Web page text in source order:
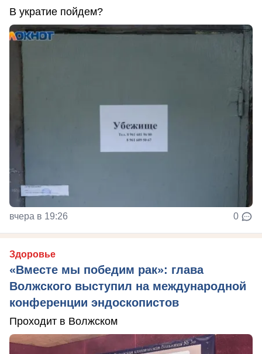
В укратие пойдем?
вчера в 19:26 0
Здоровье
«Вместе мы победим рак»: глава
Волжского выступил на международной
конференции эндоскопистов
Проходит в Волжском